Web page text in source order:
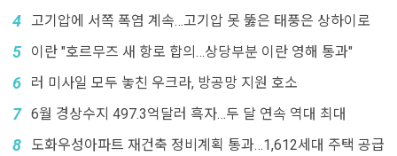
4 고기압에 서쪽 폭염 계속…고기압 못 뚫은 태풍은 상하이로
5 이란 "호르무즈 새 항로 합의…상당부분 이란 영해 통과"
6 러 미사일 모두 놓친 우크라, 방공망 지원 호소
7 6월 경상수지 497.3억달러 흑자…두 달 연속 역대 최대
8 도화우성아파트 재건축 정비계획 통과…1,612세대 주택 공급